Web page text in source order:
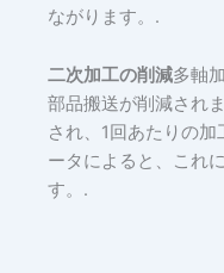
ながります。.
二次加工の削減多軸
部品搬送が削減され
され、1回あたりの
ータによると、これ
す。.